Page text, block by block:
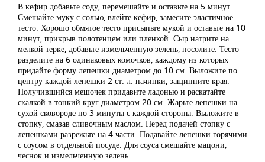
В кефир добавьте соду, перемешайте и оставьте на 5 минут.
Смешайте муку с солью, влейте кефир, замесите эластичное
тесто. Хорошо обмятое тесто присыпьте мукой и оставьте на 10
минут, прикрыв полотенцем или пленкой. Сыр натрите на
мелкой терке, добавьте измельченную зелень, посолите. Тесто
разделите на 6 одинаковых комочков, каждому из которых
придайте форму лепешки диаметром до 10 см. Выложите по
центру каждой лепешки 2 ст. л. начинки, защипните края.
Получившийся мешочек придавите ладонью и раскатайте
скалкой в тонкий круг диаметром 20 см. Жарьте лепешки на
сухой сковороде по 3 минуты с каждой стороны. Выложите в
стопку, смазав сливочным маслом. Перед подачей стопку с
лепешками разрежьте на 4 части. Подавайте лепешки горячими
с соусом в отдельной посуде. Для соуса смешайте мацони,
чеснок и измельченную зелень.